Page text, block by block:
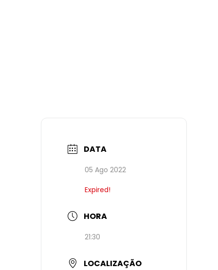
DATA
05 Ago 2022
Expired!
HORA
21:30
LOCALIZAÇÃO